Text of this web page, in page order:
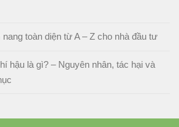
toàn diện từ A – Z cho nhà đầu tư
hậu là gì? – Nguyên nhân, tác hại và